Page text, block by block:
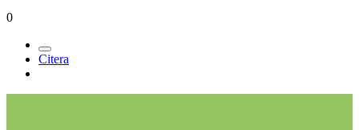
0
Citera